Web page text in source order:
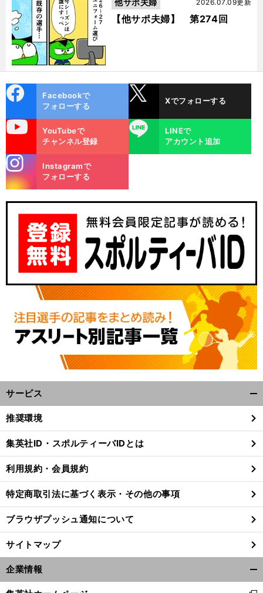
【他サポ夫婦】 第274回
2026.07.09更新
他サポ夫婦
ok
Facebookで
フォローする
Xでフォローする
YouTubeで
チャンネル登録
LINE
LINEで
アカウント追加
m
Instagramで
フォローする
サービス
閉
る
推奨環境
集英社ID・スポルティーバIDとは
利用規約・会員規約
特定商取引法に基づく表示・その他の事項
ブラウザプッシュ通知について
サイトマップ
企業情報